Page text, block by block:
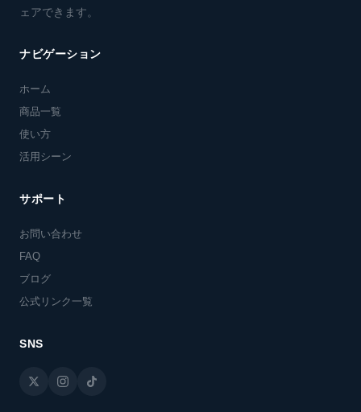
ェアできます。
ナビゲーション
ホーム
商品一覧
使い方
活用シーン
サポート
お問い合わせ
FAQ
ブログ
公式リンク一覧
SNS